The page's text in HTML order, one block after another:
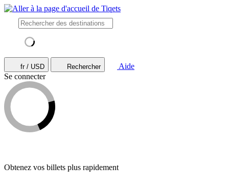
fr / USD Rechercher
Aide
Se connecter
Obtenez vos billets plus rapidement